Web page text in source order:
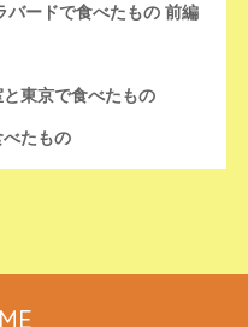
バードで食べたもの 前編
東京で食べたもの
たもの